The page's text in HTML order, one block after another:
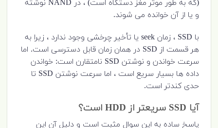
(که به طور موثر مغز دستگاه است) ، در NAND نوشته
و یا از آن خوانده می شوند.
با SSD ، زمان seek یا تأخیر چرخشی وجود ندارد ، زیرا به
هر قسمت از SSD در همان زمان قابل دسترسی است. اما
سرعت خواندن و نوشتن SSD نامتقارن است: خواندن
داده ها بسیار سریع است ، اما سرعت نوشتن SSD تا
حدی کندتر است.
آیا SSD سریعتر از HDD است؟
پاسخ ساده به این سوال مثبت است و دلیل آن این